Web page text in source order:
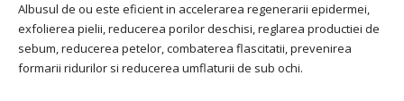
Albusul de ou este eficient in accelerarea regenerarii epidermei,
exfolierea pielii, reducerea porilor deschisi, reglarea productiei de
sebum, reducerea petelor, combaterea flascitatii, prevenirea
formarii ridurilor si reducerea umflaturii de sub ochi.